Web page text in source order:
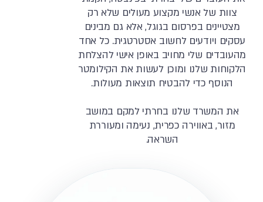
צוות של אנשי מקצוע מעולים שלא רק
מצטיינים בפרסום בגוגל, אלא גם מבינים
עסקים ויודעים לחשוב אסטרטגית. כל אחד
מהעובדים שלי מחויב באופן אישי להצלחת
הלקוחות שלנו ומוכן לעשות את הקילומטר
הנוסף כדי להבטיח תוצאות מעולות.
את המשרד שלנו בחרתי למקם במושב
מזור, באווירה כפרית, נעימה ומעוררת
השראה.